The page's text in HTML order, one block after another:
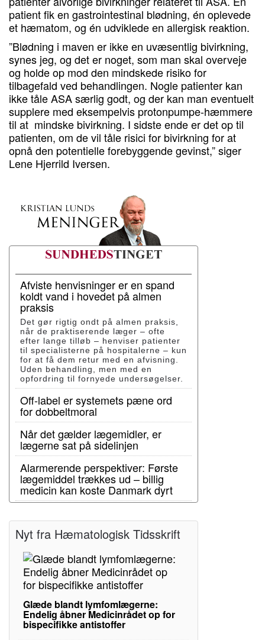
patient fik en gastrointestinal blødning, én oplevede
et hæmatom, og én udviklede en allergisk reaktion.
”Blødning i maven er ikke en uvæsentlig bivirkning,
synes jeg, og det er noget, som man skal overveje
og holde op mod den mindskede risiko for
tilbagefald ved behandlingen. Nogle patienter kan
ikke tåle ASA særlig godt, og der kan man eventuelt
supplere med eksempelvis protonpumpe-hæmmere
til at mindske bivirkning. I sidste ende er det op til
patienten, om de vil tåle risici for bivirkning for at
opnå den potentielle forebyggende gevinst,” siger
Lene Hjerrild Iversen.
Afviste henvisninger er en spand
koldt vand i hovedet på almen
praksis
Det gør rigtig ondt på almen praksis,
når de praktiserende læger – ofte
efter lange tilløb – henviser patienter
til specialisterne på hospitalerne – kun
for at få dem retur med en afvisning.
Uden behandling, men med en
opfordring til fornyede undersøgelser.
Off-label er systemets pæne ord
for dobbeltmoral
Når det gælder lægemidler, er
lægerne sat på sidelinjen
Alarmerende perspektiver: Første
lægemiddel trækkes ud – billig
medicin kan koste Danmark dyrt
Nyt fra Hæmatologisk Tidsskrift
Glæde blandt lymfomlægerne:
Endelig åbner Medicinrådet op for
bispecifikke antistoffer